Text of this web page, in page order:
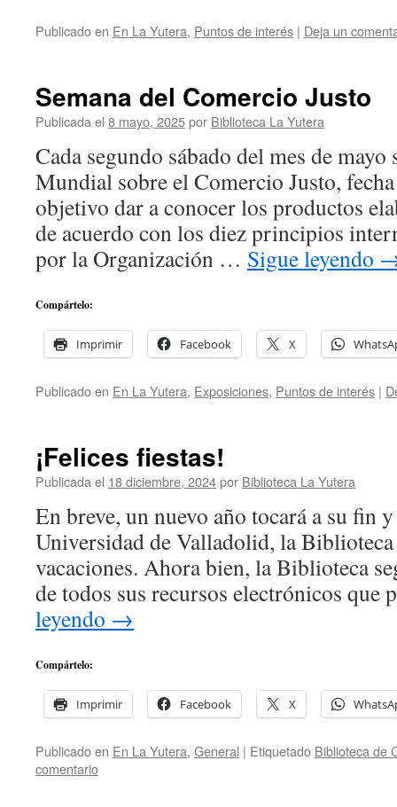
Publicado en En La Yutera, Puntos de interés | Deja un
Semana del Comercio Justo
Publicada el 8 mayo, 2025por Biblioteca La Yutera
Cada segundo sábado del mes de
Mundial sobre el Comercio Justo,
objetivo dar a conocer los productos
de acuerdo con los diez principios
por la Organización … Sigue leyendo
Compártelo:
Imprimir Facebook X
Publicado en En La Yutera, Exposiciones, Puntos de interés |
¡Felices fiestas!
Publicada el 18 diciembre, 2024por Biblioteca La Yutera
En breve, un nuevo año tocará a su fin
Universidad de Valladolid, la
vacaciones. Ahora bien, la Biblioteca
de todos sus recursos electrónicos
leyendo →
Compártelo:
Imprimir Facebook X
Publicado en En La Yutera, General | Etiquetado Biblioteca de
comentario